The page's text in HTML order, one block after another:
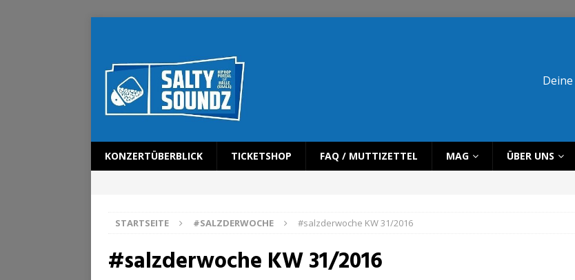
Deine
KONZERTÜBERBLICK TICKETSHOP FAQ / MUTTIZETTEL MAG ÜBER UNS
STARTSEITE #SALZDERWOCHE #salzderwoche KW 31/2016
#salzderwoche KW 31/2016